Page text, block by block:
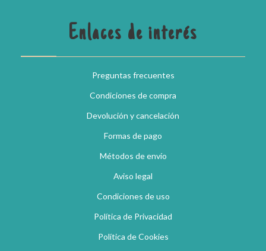
Enlaces de interés
Preguntas frecuentes
Condiciones de compra
Devolución y cancelación
Formas de pago
Métodos de envío
Aviso legal
Condiciones de uso
Política de Privacidad
Política de Cookies